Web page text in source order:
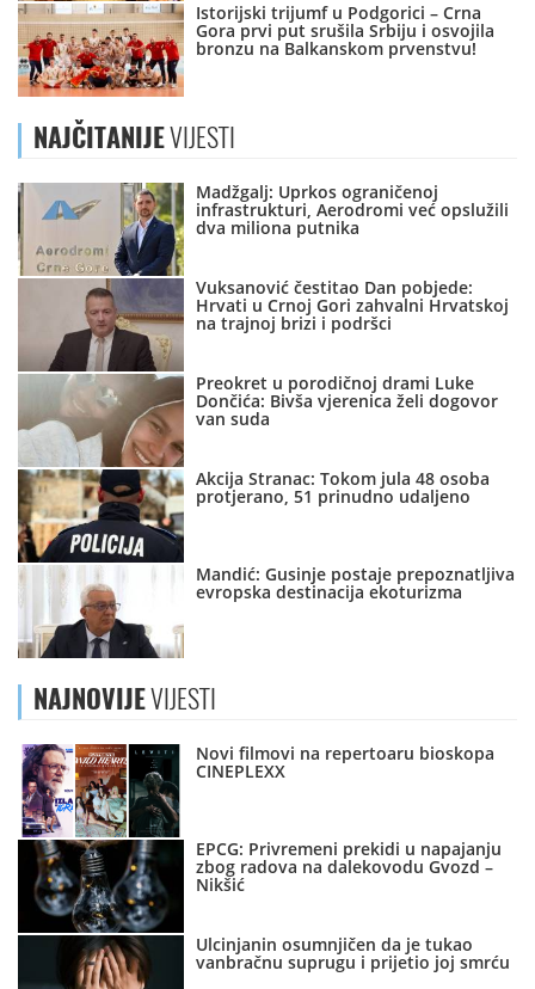
Istorijski trijumf u Podgorici – Crna
Gora prvi put srušila Srbiju i osvojila
bronzu na Balkanskom prvenstvu!
NAJČITANIJEVIJESTI
Madžgalj: Uprkos ograničenoj
infrastrukturi, Aerodromi već opslužili
dva miliona putnika
Vuksanović čestitao Dan pobjede:
Hrvati u Crnoj Gori zahvalni Hrvatskoj
na trajnoj brizi i podršci
Preokret u porodičnoj drami Luke
Dončića: Bivša vjerenica želi dogovor
van suda
Akcija Stranac: Tokom jula 48 osoba
protjerano, 51 prinudno udaljeno
Mandić: Gusinje postaje prepoznatljiva
evropska destinacija ekoturizma
NAJNOVIJEVIJESTI
Novi filmovi na repertoaru bioskopa
CINEPLEXX
EPCG: Privremeni prekidi u napajanju
zbog radova na dalekovodu Gvozd –
Nikšić
Ulcinjanin osumnjičen da je tukao
vanbračnu suprugu i prijetio joj smrću